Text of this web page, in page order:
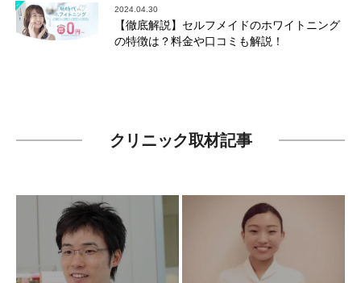
2024.04.30
【徹底解説】セルフメイドのホワイトニング
の特徴は？料金や口コミも解説！
クリニック取材記事